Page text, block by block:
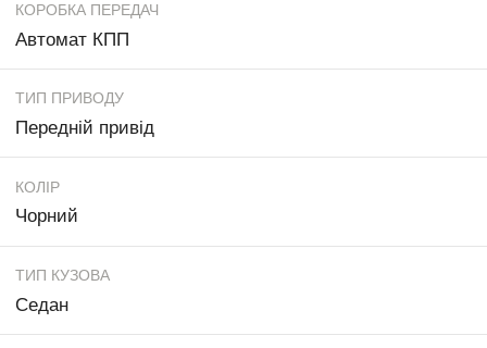
КОРОБКА ПЕРЕДАЧ
Автомат КПП
ТИП ПРИВОДУ
Передній привід
КОЛІР
Чорний
ТИП КУЗОВА
Седан